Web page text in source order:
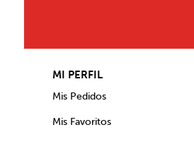
MI PERFIL
Mis Pedidos
Mis Favoritos